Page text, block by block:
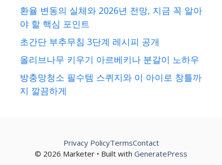
환율 변동의 실체와 2026년 전망, 지금 꼭 알아
야 할 핵심 포인트
초간단 부추무침 3단계 레시피 공개
올리브나무 키우기 아르베키나 분갈이 노하우
방충망청소 필수템 스퀴지와 이 아이로 창틀까
지 깔끔하게
© 2026 Marketer • Built with GeneratePress
Privacy PolicyTermsContact